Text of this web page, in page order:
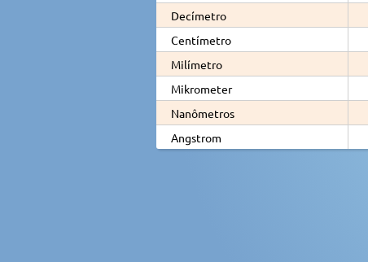
Decímetro
Centímetro
Milímetro
Mikrometer
Nanômetros
Angstrom